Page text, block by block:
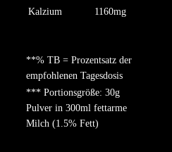
Kalzium
1160mg
**% TB = Prozentsatz der
empfohlenen Tagesdosis
*** Portionsgröße: 30g
Pulver in 300ml fettarme
Milch (1.5% Fett)